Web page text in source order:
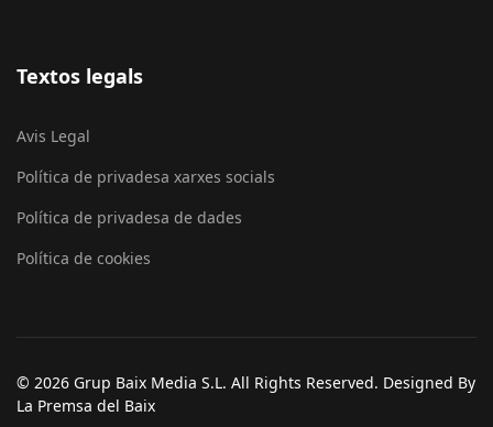
Textos legals
Avis Legal
Política de privadesa xarxes socials
Política de privadesa de dades
Política de cookies
© 2026 Grup Baix Media S.L. All Rights Reserved. Designed By
La Premsa del Baix